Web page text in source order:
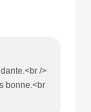
/>
bonne.<br